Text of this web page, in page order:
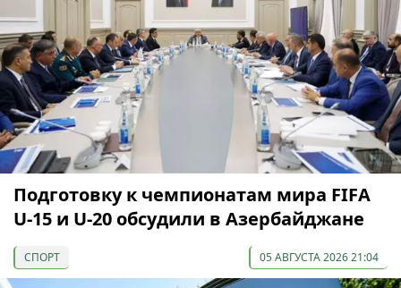
Подготовку к чемпионатам мира FIFA
U-15 и U-20 обсудили в Азербайджане
СПОРТ 05 АВГУСТА 2026 21:04